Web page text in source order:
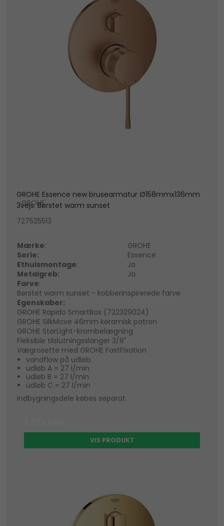
GROHE Essence new brusearmatur Ø158mmx136mm
3vejs. Børstet warm sunset
GROHE
727525513
Mærke:
GROHE
Serie:
Essence
Ethulsmontage:
Ja
Metalgreb:
Ja
Farve:
Børstet warm sunset - kobberinspirerede farve
Egenskaber:
GROHE Rapido SmartBox (722329024)
GROHE SilkMove 46mm keramisk patron
GROHE StarLight-krombelægning
Fleksible tilslutningsslanger 3/8"
Vægrosette med GROHE FastFixation
vandflow på udløb:
udløb A = 27 l/min
udløb B = 27 l/min
udløb C = 27 l/min
indbygningsdele købes separat
VIS PRODUKT